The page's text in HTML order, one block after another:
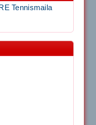
Tennismaila